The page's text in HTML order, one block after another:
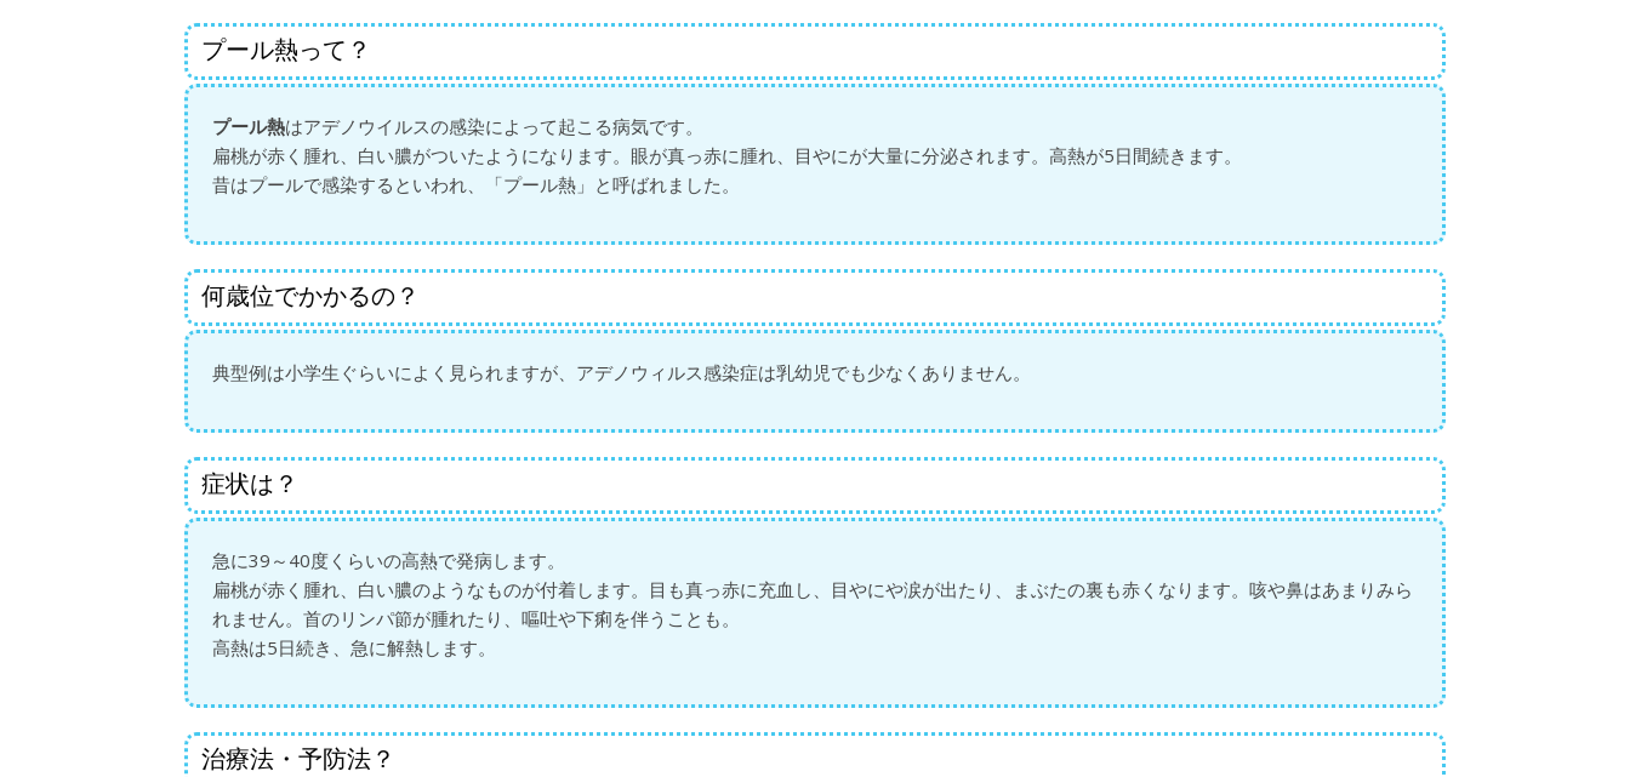
プール熱って？
プール熱はアデノウイルスの感染によって起こる病気です。
扁桃が赤く腫れ、白い膿がついたようになります。眼が真っ赤に腫れ、目やにが大量に分泌されます。高熱が5日間続きます。
昔はプールで感染するといわれ、「プール熱」と呼ばれました。
何歳位でかかるの？
典型例は小学生ぐらいによく見られますが、アデノウィルス感染症は乳幼児でも少なくありません。
症状は？
急に39～40度くらいの高熱で発病します。
扁桃が赤く腫れ、白い膿のようなものが付着します。目も真っ赤に充血し、目やにや涙が出たり、まぶたの裏も赤くなります。咳や鼻はあまりみら
れません。首のリンパ節が腫れたり、嘔吐や下痢を伴うことも。
高熱は5日続き、急に解熱します。
治療法・予防法？